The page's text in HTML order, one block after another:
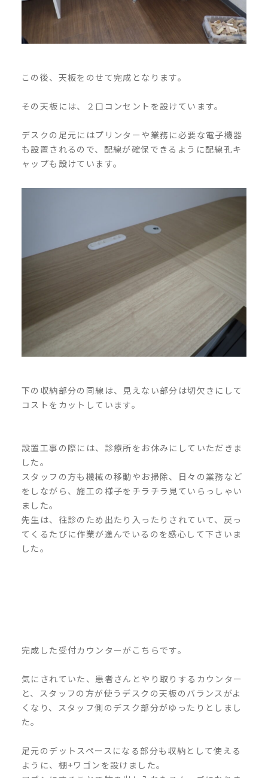
この後、天板をのせて完成となります。
その天板には、２口コンセントを設けています。
デスクの足元にはプリンターや業務に必要な電子機器
も設置されるので、配線が確保できるように配線孔キ
ャップも設けています。
下の収納部分の同線は、見えない部分は切欠きにして
コストをカットしています。
設置工事の際には、診療所をお休みにしていただきま
した。
スタッフの方も機械の移動やお掃除、日々の業務など
をしながら、施工の様子をチラチラ見ていらっしゃい
ました。
先生は、往診のため出たり入ったりされていて、戻っ
てくるたびに作業が進んでいるのを感心して下さいま
した。
完成した受付カウンターがこちらです。
気にされていた、患者さんとやり取りするカウンター
と、スタッフの方が使うデスクの天板のバランスがよ
くなり、スタッフ側のデスク部分がゆったりとしまし
た。
足元のデットスペースになる部分も収納として使える
ように、棚+ワゴンを設けました。